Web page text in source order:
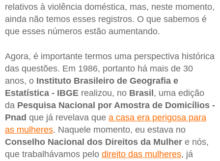
relativos à violência doméstica, mas, neste momento,
ainda não temos esses registros. O que sabemos é
que esses números estão aumentando.
Agora, é importante termos uma perspectiva histórica
das questões. Em 1986, portanto há mais de 30
anos, o Instituto Brasileiro de Geografia e
Estatística - IBGE realizou, no Brasil , uma edição
da Pesquisa Nacional por Amostra de Domicílios -
Pnad que já revelava que a casa era perigosa para
as mulheres. Naquele momento, eu estava no
Conselho Nacional dos Direitos da Mulher e nós,
que trabalhávamos pelo direito das mulheres, já